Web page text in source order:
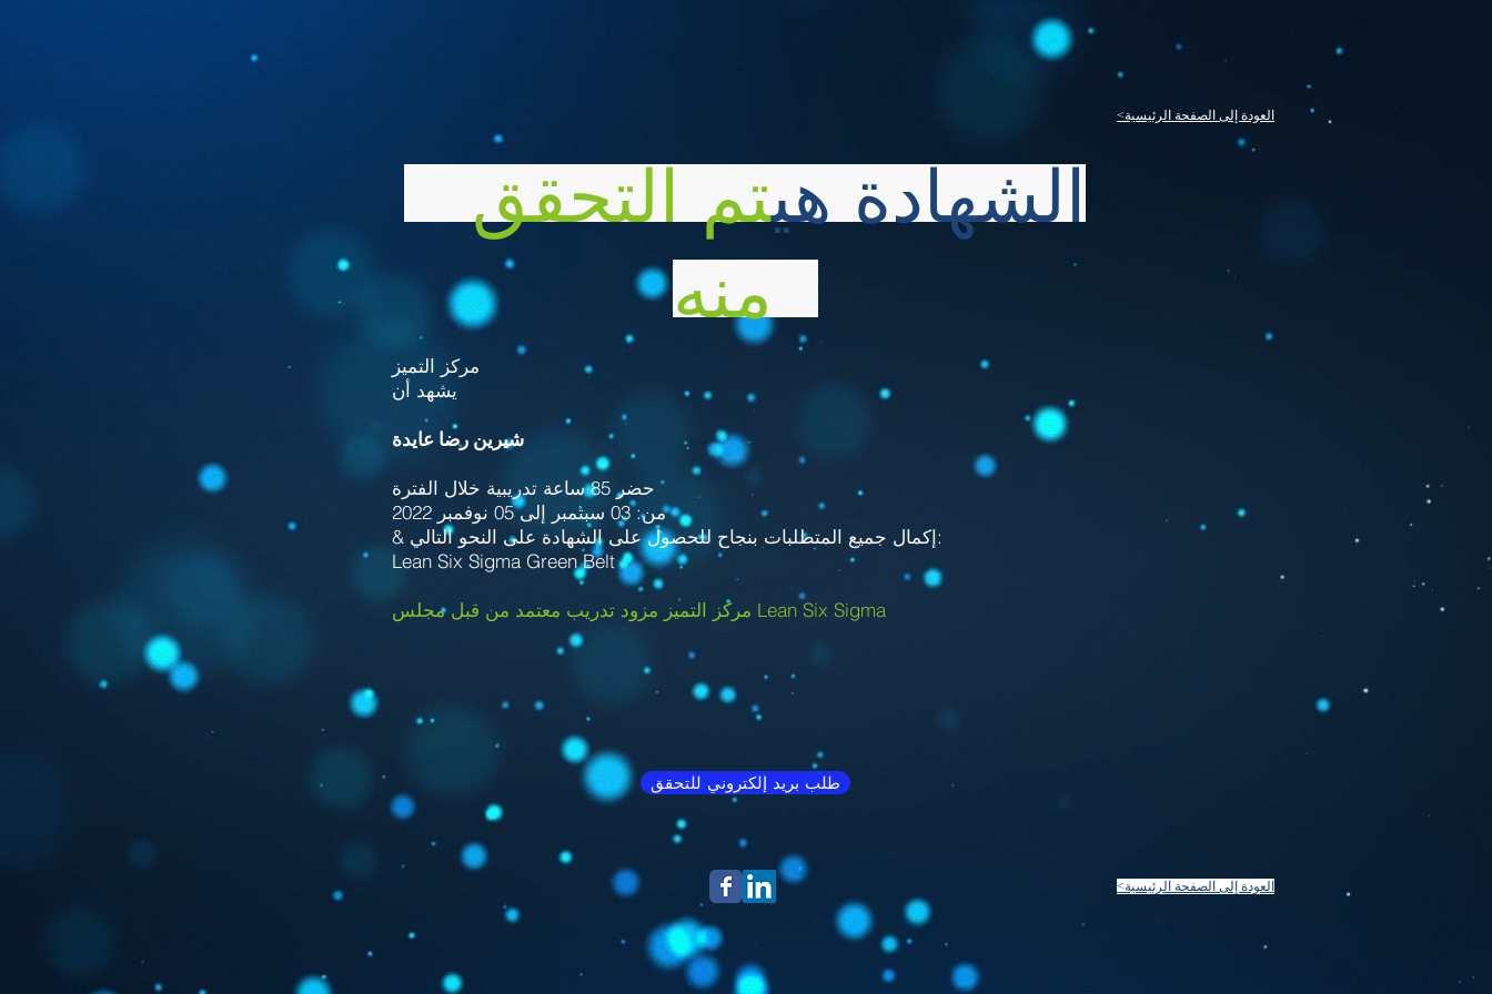
<العودة إلى الصفحة الرئيسية
الشهادة هيتم التحقق
مركز التميز
يشهد أن
شيرين رضا عايدة
حضر 85 ساعة تدريبية خلال الفترة
من: 03 سبتمبر إلى 05 نوفمبر 2022
& إكمال جميع المتطلبات بنجاح للحصول على الشهادة على النحو التالي:
Lean Six Sigma Green Belt
مركز التميز مزود تدريب معتمد من قبل مجلس Lean Six Sigma
طلب بريد إلكتروني للتحقق
<العودة إلى الصفحة الرئيسية